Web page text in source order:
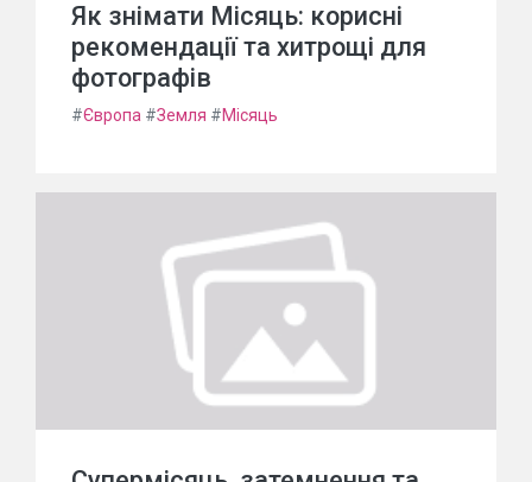
Як знімати Місяць: корисні
рекомендації та хитрощі для
фотографів
#Європа #Земля #Місяць